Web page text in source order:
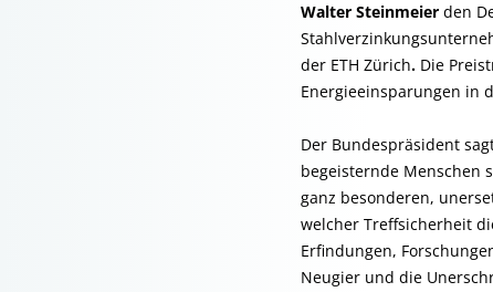
Walter Steinmeier den
der ETH Zürich. Die
Energieeinsparungen in
Der Bundespräsident
begeisternde Menschen
ganz besonderen,
welcher Treffsicherheit
Erfindungen,
Neugier und die